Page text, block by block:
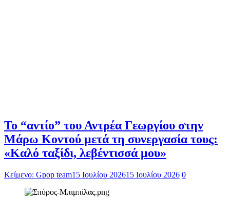
Το “αντίο” του Αντρέα Γεωργίου στην
Μάρω Κοντού μετά τη συνεργασία τους:
«Καλό ταξίδι, λεβέντισσά μου»
Κείμενο: Gpop team15 Ιουλίου 202615 Ιουλίου 2026 0